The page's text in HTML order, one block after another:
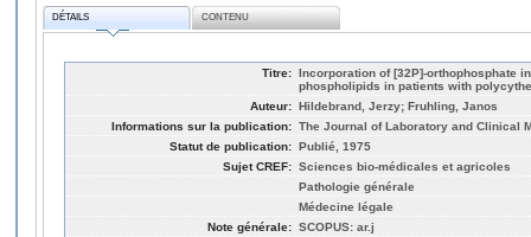
DÉTAILS CONTENU
Titre: Incorporation of [32P]-orthophosphate
phospholipids in patients with
Auteur: Hildebrand, Jerzy; Fruhling, Janos
Informations sur la publication: The Journal of Laboratory and Clinical
Statut de publication: Publié, 1975
Sujet CREF: Sciences bio-médicales et agricoles
Pathologie générale
Médecine légale
Note générale: SCOPUS: ar.j